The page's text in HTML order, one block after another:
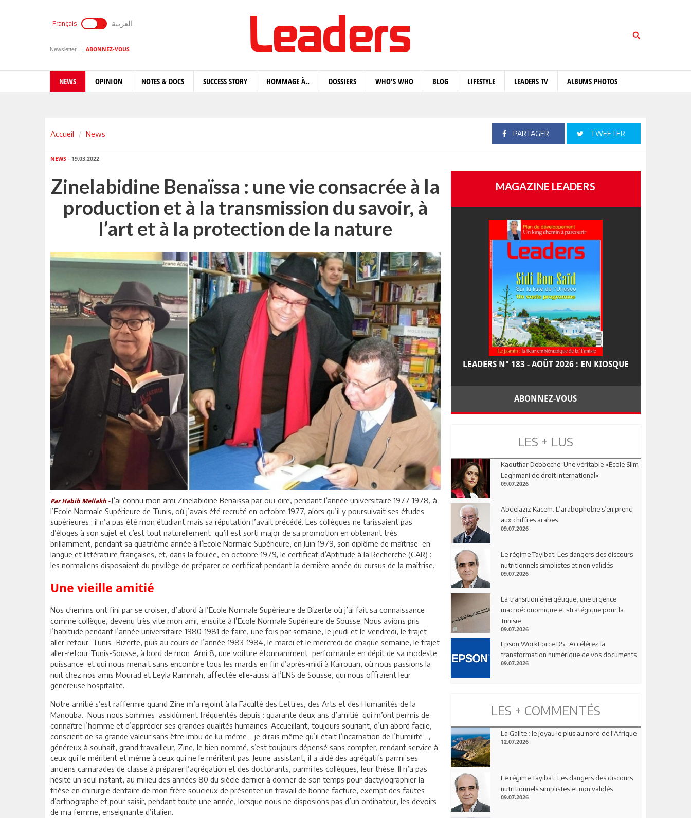
Français العربية
Newsletter ABONNEZ-VOUS
NEWS OPINION NOTES & DOCS SUCCESS STORY HOMMAGE À.. DOSSIERS WHO'S WHO BLOG LIFESTYLE LEADERS TV ALBUMS PHOTOS
Accueil News PARTAGER TWEETER
NEWS - 19.03.2022
Zinelabidine Benaïssa : une vie consacrée à la
production et à la transmission du savoir, à
l’art et à la protection de la nature
Par Habib Mellakh -J’ai connu mon ami Zinelabidine Benaïssa par ouï-dire, pendant l’année universitaire 1977-1978, à
l’Ecole Normale Supérieure de Tunis, où j’avais été recruté en octobre 1977, alors qu’il y poursuivait ses études
supérieures : il n’a pas été mon étudiant mais sa réputation l’avait précédé. Les collègues ne tarissaient pas
d’éloges à son sujet et c’est tout naturellement qu’il est sorti major de sa promotion en obtenant très
brillamment, pendant sa quatrième année à l’Ecole Normale Supérieure, en Juin 1979, son diplôme de maîtrise en
langue et littérature françaises, et, dans la foulée, en octobre 1979, le certificat d’Aptitude à la Recherche (CAR) :
les normaliens disposaient du privilège de préparer ce certificat pendant la dernière année du cursus de la maîtrise.
Une vieille amitié
Nos chemins ont fini par se croiser, d’abord à l’Ecole Normale Supérieure de Bizerte où j’ai fait sa connaissance
comme collègue, devenu très vite mon ami, ensuite à l’Ecole Normale Supérieure de Sousse. Nous avions pris
l’habitude pendant l’année universitaire 1980-1981 de faire, une fois par semaine, le jeudi et le vendredi, le trajet
aller-retour Tunis- Bizerte, puis au cours de l’année 1983-1984, le mardi et le mercredi de chaque semaine, le trajet
aller-retour Tunis-Sousse, à bord de mon Ami 8, une voiture étonnamment performante en dépit de sa modeste
puissance et qui nous menait sans encombre tous les mardis en fin d’après-midi à Kairouan, où nous passions la
nuit chez nos amis Mourad et Leyla Rammah, affectée elle-aussi à l’ENS de Sousse, qui nous offraient leur
généreuse hospitalité.
Notre amitié s’est raffermie quand Zine m’a rejoint à la Faculté des Lettres, des Arts et des Humanités de la
Manouba. Nous nous sommes assidûment fréquentés depuis : quarante deux ans d’amitié qui m’ont permis de
connaître l’homme et d’apprécier ses grandes qualités humaines. Accueillant, toujours souriant, d’un abord facile,
conscient de sa grande valeur sans être imbu de lui-même – je dirais même qu’il était l’incarnation de l’humilité –,
généreux à souhait, grand travailleur, Zine, le bien nommé, s’est toujours dépensé sans compter, rendant service à
ceux qui le méritent et même à ceux qui ne le méritent pas. Jeune assistant, il a aidé des agrégatifs parmi ses
anciens camarades de classe à préparer l’agrégation et des doctorants, parmi les collègues, leur thèse. Il n’a pas
hésité un seul instant, au milieu des années 80 du siècle dernier à donner de son temps pour dactylographier la
thèse en chirurgie dentaire de mon frère soucieux de présenter un travail de bonne facture, exempt des fautes
d’orthographe et pour saisir, pendant toute une année, lorsque nous ne disposions pas d’un ordinateur, les devoirs
de ma femme, enseignante d’italien.
MAGAZINE LEADERS
LEADERS N° 183 - AOÛT 2026 : EN KIOSQUE
ABONNEZ-VOUS
LES + LUS
Kaouthar Debbeche: Une véritable «École Slim
Laghmani de droit international»
09.07.2026
Abdelaziz Kacem: L’arabophobie s’en prend
aux chiffres arabes
09.07.2026
Le régime Tayibat: Les dangers des discours
nutritionnels simplistes et non validés
09.07.2026
La transition énergétique, une urgence
macroéconomique et stratégique pour la
Tunisie
09.07.2026
Epson WorkForce DS : Accélérez la
transformation numérique de vos documents
09.07.2026
LES + COMMENTÉS
La Galite : le joyau le plus au nord de l'Afrique
12.07.2026
Le régime Tayibat: Les dangers des discours
nutritionnels simplistes et non validés
09.07.2026